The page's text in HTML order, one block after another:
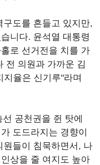
도를 흔들고 있지만,
니다. 윤석열 대통령
로 선거전을 치를 가
전 의원과 가까운 김
율은 신기루"라며
공천권을 쥔 탓에
도드라지는 경향이
원들이 침묵하면서, 나
상을 줄 여지도 높아